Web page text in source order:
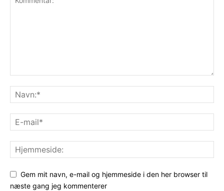
Gem mit navn, e-mail og hjemmeside i den her browser til
næste gang jeg kommenterer